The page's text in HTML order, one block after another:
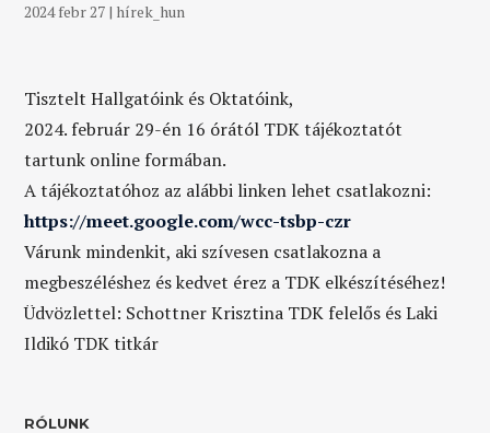
2024 febr 27 | hírek_hun
Tisztelt Hallgatóink és Oktatóink,
2024. február 29-én 16 órától TDK tájékoztatót
tartunk online formában.
A tájékoztatóhoz az alábbi linken lehet csatlakozni:
https://meet.google.com/wcc-tsbp-czr
Várunk mindenkit, aki szívesen csatlakozna a
megbeszéléshez és kedvet érez a TDK elkészítéséhez!
Üdvözlettel: Schottner Krisztina TDK felelős és Laki
Ildikó TDK titkár
RÓLUNK